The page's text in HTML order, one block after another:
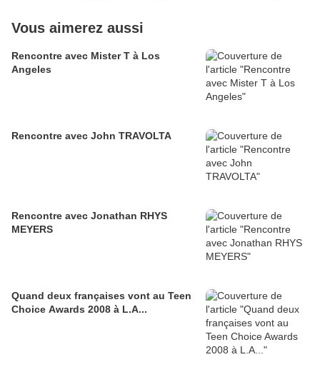
Vous aimerez aussi
Rencontre avec Mister T à Los
Angeles
Rencontre avec John TRAVOLTA
Rencontre avec Jonathan RHYS
MEYERS
Quand deux françaises vont au Teen
Choice Awards 2008 à L.A...